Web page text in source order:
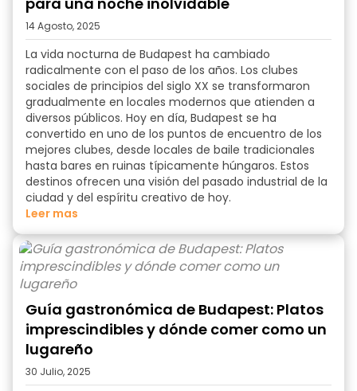
14 Agosto, 2025
La vida nocturna de Budapest ha cambiado
radicalmente con el paso de los años. Los clubes
sociales de principios del siglo XX se transformaron
gradualmente en locales modernos que atienden a
diversos públicos. Hoy en día, Budapest se ha
convertido en uno de los puntos de encuentro de los
mejores clubes, desde locales de baile tradicionales
hasta bares en ruinas típicamente húngaros. Estos
destinos ofrecen una visión del pasado industrial de la
ciudad y del espíritu creativo de hoy.
Leer mas
Guía gastronómica de Budapest: Platos
imprescindibles y dónde comer como un
lugareño
30 Julio, 2025